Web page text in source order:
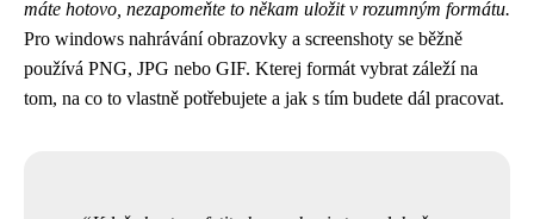
máte hotovo, nezapomeňte to někam uložit v rozumným formátu.
Pro windows nahrávání obrazovky a screenshoty se běžně
používá PNG, JPG nebo GIF. Kterej formát vybrat záleží na
tom, na co to vlastně potřebujete a jak s tím budete dál pracovat.